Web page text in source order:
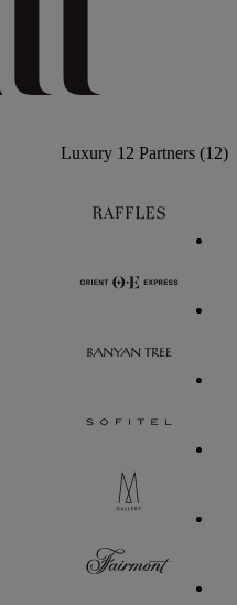
Luxury 12 Partners (12)